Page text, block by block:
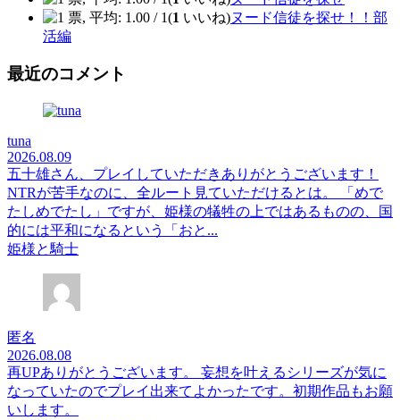
(1 いいね)ヌード信徒を探せ！！部
活編
最近のコメント
tuna
2026.08.09
五十雄さん、プレイしていただきありがとうございます！
NTRが苦手なのに、全ルート見ていただけるとは。 「めで
たしめでたし」ですが、姫様の犠牲の上ではあるものの、国
的には平和になるという「おと...
姫様と騎士
匿名
2026.08.08
再UPありがとうございます。 妄想を叶えるシリーズが気に
なっていたのでプレイ出来てよかったです。初期作品もお願
いします。